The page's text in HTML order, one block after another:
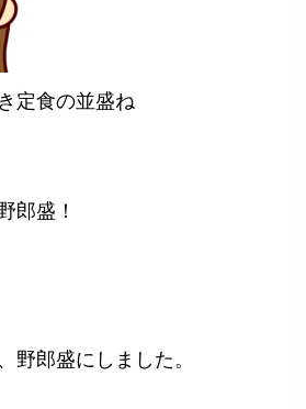
定食の並盛ね
郎盛！
野郎盛にしました。